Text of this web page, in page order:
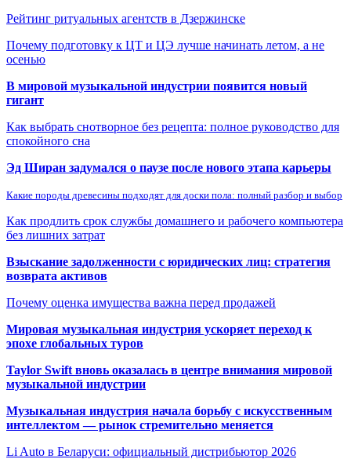
Рейтинг ритуальных агентств в Дзержинске
Почему подготовку к ЦТ и ЦЭ лучше начинать летом, а не
осенью
В мировой музыкальной индустрии появится новый
гигант
Как выбрать снотворное без рецепта: полное руководство для
спокойного сна
Эд Ширан задумался о паузе после нового этапа карьеры
Какие породы древесины подходят для доски пола: полный разбор и выбор
Как продлить срок службы домашнего и рабочего компьютера
без лишних затрат
Взыскание задолженности с юридических лиц: стратегия
возврата активов
Почему оценка имущества важна перед продажей
Мировая музыкальная индустрия ускоряет переход к
эпохе глобальных туров
Taylor Swift вновь оказалась в центре внимания мировой
музыкальной индустрии
Музыкальная индустрия начала борьбу с искусственным
интеллектом — рынок стремительно меняется
Li Auto в Беларуси: официальный дистрибьютор 2026